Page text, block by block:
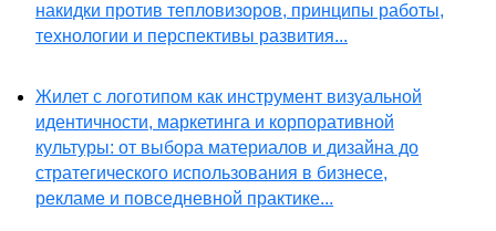
накидки против тепловизоров, принципы работы,
технологии и перспективы развития...
Жилет с логотипом как инструмент визуальной
идентичности, маркетинга и корпоративной
культуры: от выбора материалов и дизайна до
стратегического использования в бизнесе,
рекламе и повседневной практике...